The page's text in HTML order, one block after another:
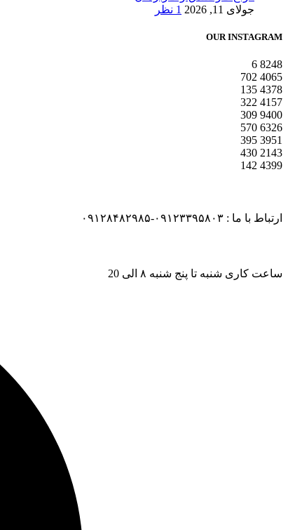
جولای 11, 2026
1 نظر
OUR INSTAGRAM
8248
6
4065
702
4378
135
4157
322
9400
309
6326
570
3951
395
2143
430
4399
142
ارتباط با ما : ۰۹۱۲۳۳۹۵۸۰۳-۰۹۱۲۸۴۸۲۹۸۵
ساعت کاری شنبه تا پنج شنبه ۸ الی 20